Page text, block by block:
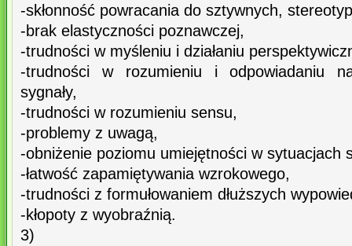
-skłonność powracania do sztywnych,
-brak elastyczności poznawczej,
-trudności w myśleniu i działaniu
-trudności w rozumieniu i odpowiadaniu na
sygnały,
-trudności w rozumieniu sensu,
-problemy z uwagą,
-obniżenie poziomu umiejętności w sytuacjach
-łatwość zapamiętywania wzrokowego,
-trudności z formułowaniem dłuższych
-kłopoty z wyobraźnią.
3)